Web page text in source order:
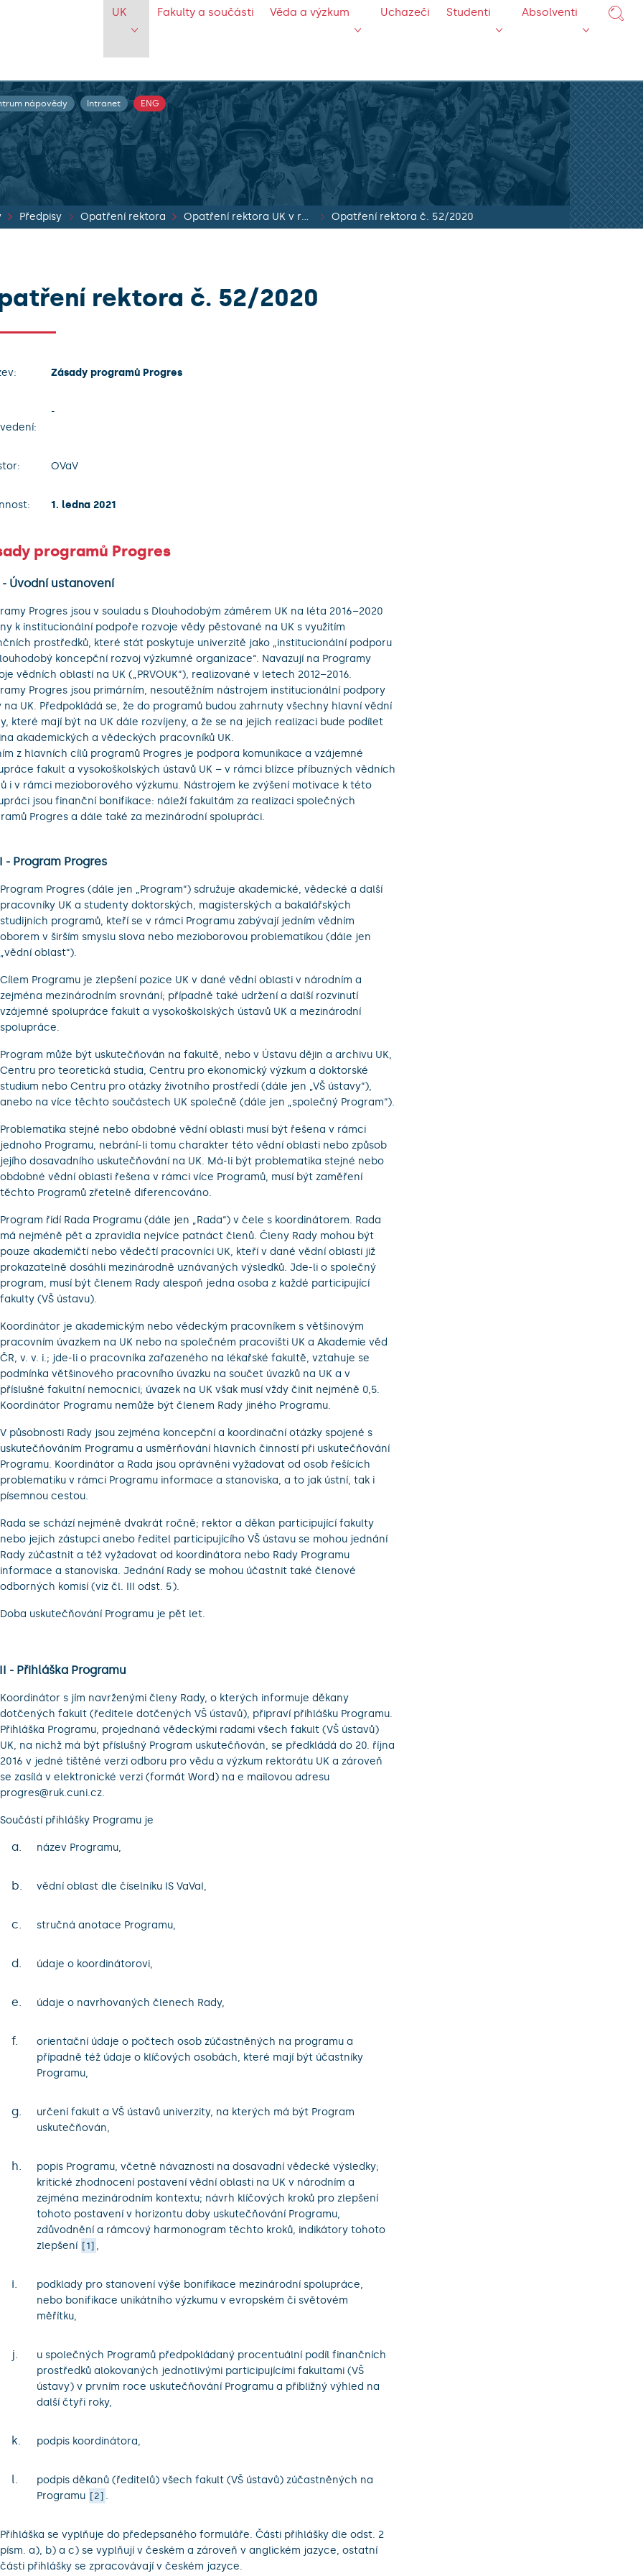
UK Fakulty a součásti Věda a výzkum Uchazeči Studenti Absolventi
nápovědy Intranet ENG
Předpisy Opatření rektora Opatření rektora UK v roce 2020 Opatření rektora č. 52/2020
rektora č. 52/2020
Zásady programů Progres
-
OVaV
1. ledna 2021
programů Progres
- Úvodní ustanovení
Progres jsou v souladu s Dlouhodobým záměrem UK na léta 2016–2020
k institucionální podpoře rozvoje vědy pěstované na UK s využitím
prostředků, které stát poskytuje univerzitě jako „institucionální podporu
koncepční rozvoj výzkumné organizace“. Navazují na Programy
vědních oblastí na UK („PRVOUK“), realizované v letech 2012–2016.
Progres jsou primárním, nesoutěžním nástrojem institucionální podpory
na UK. Předpokládá se, že do programů budou zahrnuty všechny hlavní vědní
které mají být na UK dále rozvíjeny, a že se na jejich realizaci bude podílet
akademických a vědeckých pracovníků UK.
z hlavních cílů programů Progres je podpora komunikace a vzájemné
fakult a vysokoškolských ústavů UK – v rámci blízce příbuzných vědních
i v rámci mezioborového výzkumu. Nástrojem ke zvýšení motivace k této
jsou finanční bonifikace: náleží fakultám za realizaci společných
Progres a dále také za mezinárodní spolupráci.
- Program Progres
Program Progres (dále jen „Program“) sdružuje akademické, vědecké a další
pracovníky UK a studenty doktorských, magisterských a bakalářských
studijních programů, kteří se v rámci Programu zabývají jedním vědním
oborem v širším smyslu slova nebo mezioborovou problematikou (dále jen
„vědní oblast“).
Cílem Programu je zlepšení pozice UK v dané vědní oblasti v národním a
zejména mezinárodním srovnání; případně také udržení a další rozvinutí
vzájemné spolupráce fakult a vysokoškolských ústavů UK a mezinárodní
spolupráce.
Program může být uskutečňován na fakultě, nebo v Ústavu dějin a archivu UK,
Centru pro teoretická studia, Centru pro ekonomický výzkum a doktorské
studium nebo Centru pro otázky životního prostředí (dále jen „VŠ ústavy“),
anebo na více těchto součástech UK společně (dále jen „společný Program“).
Problematika stejné nebo obdobné vědní oblasti musí být řešena v rámci
jednoho Programu, nebrání-li tomu charakter této vědní oblasti nebo způsob
jejího dosavadního uskutečňování na UK. Má-li být problematika stejné nebo
obdobné vědní oblasti řešena v rámci více Programů, musí být zaměření
těchto Programů zřetelně diferencováno.
Program řídí Rada Programu (dále jen „Rada“) v čele s koordinátorem. Rada
má nejméně pět a zpravidla nejvíce patnáct členů. Členy Rady mohou být
pouze akademičtí nebo vědečtí pracovníci UK, kteří v dané vědní oblasti již
prokazatelně dosáhli mezinárodně uznávaných výsledků. Jde-li o společný
program, musí být členem Rady alespoň jedna osoba z každé participující
fakulty (VŠ ústavu).
Koordinátor je akademickým nebo vědeckým pracovníkem s většinovým
pracovním úvazkem na UK nebo na společném pracovišti UK a Akademie věd
ČR, v. v. i.; jde-li o pracovníka zařazeného na lékařské fakultě, vztahuje se
podmínka většinového pracovního úvazku na součet úvazků na UK a v
příslušné fakultní nemocnici; úvazek na UK však musí vždy činit nejméně 0,5.
Koordinátor Programu nemůže být členem Rady jiného Programu.
V působnosti Rady jsou zejména koncepční a koordinační otázky spojené s
uskutečňováním Programu a usměrňování hlavních činností při uskutečňování
Programu. Koordinátor a Rada jsou oprávněni vyžadovat od osob řešících
problematiku v rámci Programu informace a stanoviska, a to jak ústní, tak i
písemnou cestou.
Rada se schází nejméně dvakrát ročně; rektor a děkan participující fakulty
nebo jejich zástupci anebo ředitel participujícího VŠ ústavu se mohou jednání
Rady zúčastnit a též vyžadovat od koordinátora nebo Rady Programu
informace a stanoviska. Jednání Rady se mohou účastnit také členové
odborných komisí (viz čl. III odst. 5).
Doba uskutečňování Programu je pět let.
- Přihláška Programu
Koordinátor s jím navrženými členy Rady, o kterých informuje děkany
dotčených fakult (ředitele dotčených VŠ ústavů), připraví přihlášku Programu.
Přihláška Programu, projednaná vědeckými radami všech fakult (VŠ ústavů)
UK, na nichž má být příslušný Program uskutečňován, se předkládá do 20. října
2016 v jedné tištěné verzi odboru pro vědu a výzkum rektorátu UK a zároveň
se zasílá v elektronické verzi (formát Word) na e mailovou adresu
progres@ruk.cuni.cz.
Součástí přihlášky Programu je
a. název Programu,
b. vědní oblast dle číselníku IS VaVaI,
c. stručná anotace Programu,
d. údaje o koordinátorovi,
e. údaje o navrhovaných členech Rady,
f.
orientační údaje o počtech osob zúčastněných na programu a
případně též údaje o klíčových osobách, které mají být účastníky
Programu,
g.
určení fakult a VŠ ústavů univerzity, na kterých má být Program
uskutečňován,
h.
popis Programu, včetně návaznosti na dosavadní vědecké výsledky;
kritické zhodnocení postavení vědní oblasti na UK v národním a
zejména mezinárodním kontextu; návrh klíčových kroků pro zlepšení
tohoto postavení v horizontu doby uskutečňování Programu,
zdůvodnění a rámcový harmonogram těchto kroků, indikátory tohoto
zlepšení
1 ,
i.
podklady pro stanovení výše bonifikace mezinárodní spolupráce,
nebo bonifikace unikátního výzkumu v evropském či světovém
měřítku,
j.
u společných Programů předpokládaný procentuální podíl finančních
prostředků alokovaných jednotlivými participujícími fakultami (VŠ
ústavy) v prvním roce uskutečňování Programu a přibližný výhled na
další čtyři roky,
k. podpis koordinátora,
l.
podpis děkanů (ředitelů) všech fakult (VŠ ústavů) zúčastněných na
Programu
2 .
Přihláška se vyplňuje do předepsaného formuláře. Části přihlášky dle odst. 2
písm. a), b) a c) se vyplňují v českém a zároveň v anglickém jazyce, ostatní
části přihlášky se zpracovávají v českém jazyce.